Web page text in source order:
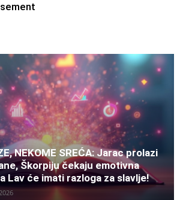
NEKOME SREĆA: Jarac prolazi
Škorpiju čekaju emotivna
Lav će imati razloga za slavlje!